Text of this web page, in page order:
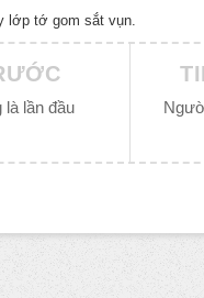
lớp tớ gom sắt vụn.
là lần đầu